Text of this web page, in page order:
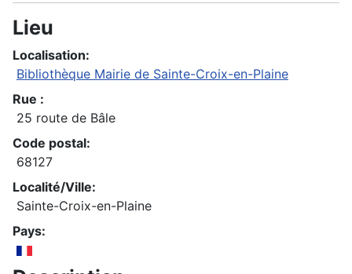
Lieu
Localisation:
Bibliothèque Mairie de Sainte-Croix-en-Plaine
Rue :
25 route de Bâle
Code postal:
68127
Localité/Ville:
Sainte-Croix-en-Plaine
Pays: